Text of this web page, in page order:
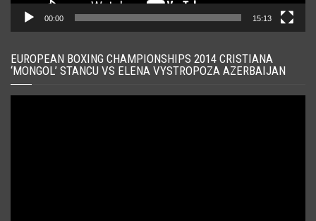
00:00 15:13
EUROPEAN BOXING CHAMPIONSHIPS 2014 CRISTIANA
‘MONGOL’ STANCU VS ELENA VYSTROPOZA AZERBAIJAN